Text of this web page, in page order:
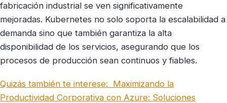
fabricación industrial se ven significativamente
mejoradas. Kubernetes no solo soporta la escalabilidad a
demanda sino que también garantiza la alta
disponibilidad de los servicios, asegurando que los
procesos de producción sean continuos y fiables.
Quizás también te interese: Maximizando la
Productividad Corporativa con Azure: Soluciones